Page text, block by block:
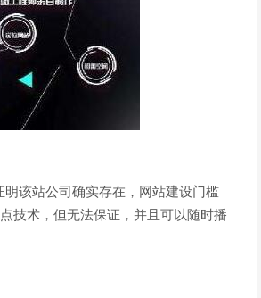
该站公司确实存在，网站建设门槛
技术，但无法保证，并且可以随时播